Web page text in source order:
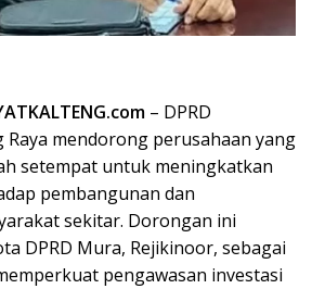
– DPRD
mendorong perusahaan yang
setempat untuk meningkatkan
pembangunan dan
sekitar. Dorongan ini
DPRD Mura, Rejikinoor, sebagai
pengawasan investasi